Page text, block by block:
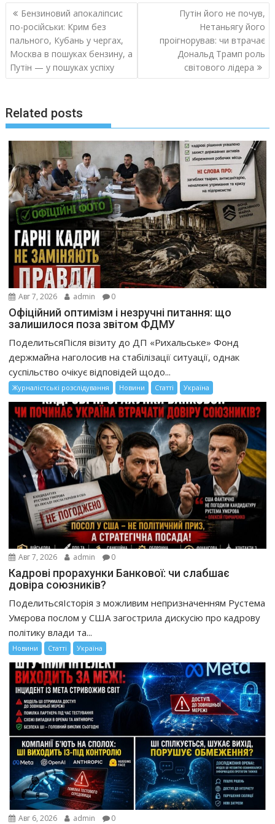
Навигация
по
записям
Бензиновий апокаліпсис
по-російськи: Крим без
пального, Кубань у чергах,
Москва в пошуках бензину, а
Путін — у пошуках успіху
Путін його не почув,
Нетаньягу його
проігнорував: чи втрачає
Дональд Трамп роль
світового лідера
Related posts
Авг 7, 2026 admin 0
Офіційний оптимізм і незручні питання: що
залишилося поза звітом ФДМУ
ПоделитьсяПісля візиту до ДП «Рихальське» Фонд
держмайна наголосив на стабілізації ситуації, однак
суспільство очікує відповідей щодо...
Журналістські розслідування Новини Статті Україна
Авг 7, 2026 admin 0
Кадрові прорахунки Банкової: чи слабшає
довіра союзників?
ПоделитьсяІсторія з можливим непризначенням Рустема
Умєрова послом у США загострила дискусію про кадрову
політику влади та...
Новини Статті Україна
Авг 6, 2026 admin 0